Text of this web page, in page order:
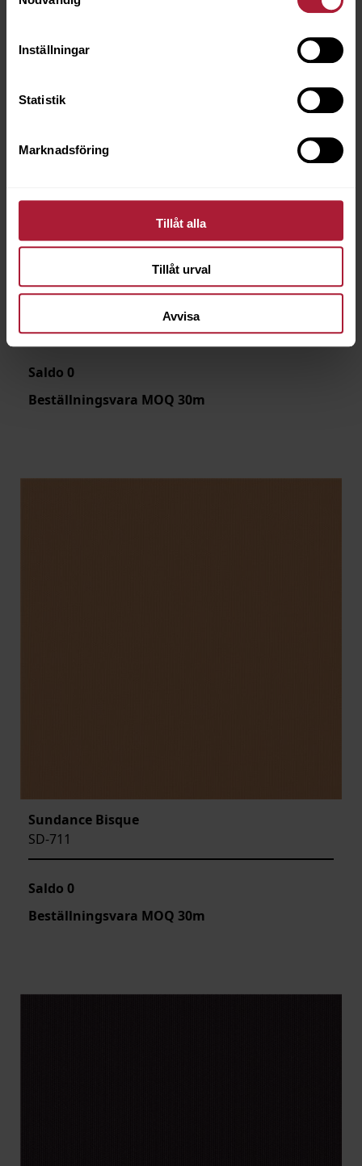
Inställningar
Statistik
Marknadsföring
Tillåt alla
Tillåt urval
Avvisa
Saldo 0
Beställningsvara MOQ 30m
Sundance Bisque
SD-711
Saldo 0
Beställningsvara MOQ 30m